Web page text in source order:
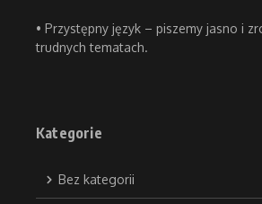
• Przystępny język – piszemy jasno i
trudnych tematach.
Kategorie
Bez kategorii